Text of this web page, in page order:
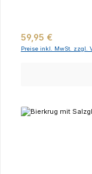
Regulärer Preis:
59,95 €
Preise inkl. MwSt. zzgl.